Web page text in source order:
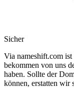
Sicher
Via nameshift.com
bekommen von uns
haben. Sollte der
können, erstatten wir